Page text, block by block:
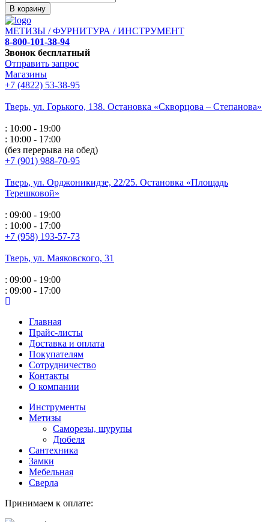
В корзину
МЕТИЗЫ / ФУРНИТУРА / ИНСТРУМЕНТ
8-800-101-38-94
Звонок бесплатный
Отправить запрос
Магазины
+7 (4822) 53-38-95
Тверь, ул. Горького, 138. Остановка «Скворцова – Степанова»
: 10:00 - 19:00
: 10:00 - 17:00
(без перерыва на обед)
+7 (901) 988-70-95
Тверь, ул. Орджоникидзе, 22/25. Остановка «Площадь
Терешковой»
: 09:00 - 19:00
: 10:00 - 17:00
+7 (958) 193-57-73
Тверь, ул. Маяковского, 31
: 09:00 - 19:00
: 09:00 - 17:00
Главная
Прайс-листы
Доставка и оплата
Покупателям
Сотрудничество
Контакты
О компании
Инструменты
Метизы
Саморезы, шурупы
Дюбеля
Сантехника
Замки
Мебельная
Сверла
Принимаем к оплате: